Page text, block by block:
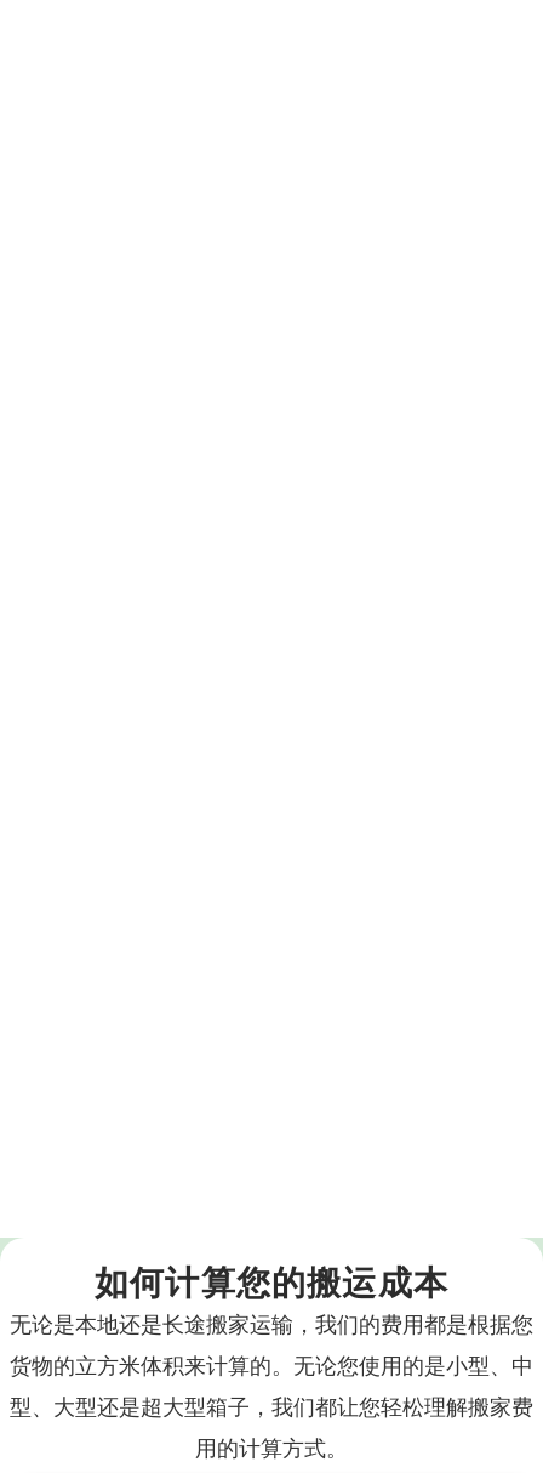
如何计算您的搬运成本
无论是本地还是长途搬家运输，我们的费用都是根据您
货物的立方米体积来计算的。无论您使用的是小型、中
型、大型还是超大型箱子，我们都让您轻松理解搬家费
用的计算方式。